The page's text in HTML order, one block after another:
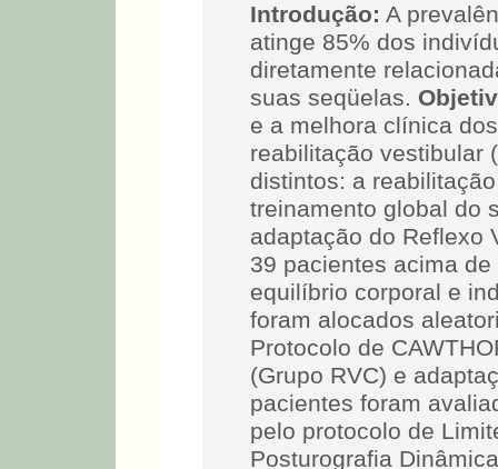
Introdução: A
atinge 85% dos
diretamente
suas seqüelas.
e a melhora clínica
reabilitação vestibular
distintos: a
treinamento global do
adaptação do Reflexo
39 pacientes acima
equilíbrio corporal e
foram alocados
Protocolo de
(Grupo RVC) e
pacientes foram
pelo protocolo de
Posturografia